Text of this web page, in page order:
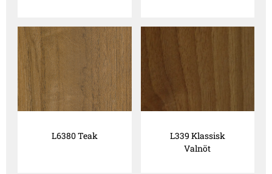
L6380 Teak
L339 Klassisk
Valnöt